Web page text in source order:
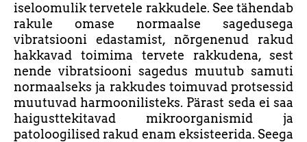
iseloomulik tervetele rakkudele. See tähendab
rakule omase normaalse sagedusega
vibratsiooni edastamist, nõrgenenud rakud
hakkavad toimima tervete rakkudena, sest
nende vibratsiooni sagedus muutub samuti
normaalseks ja rakkudes toimuvad protsessid
muutuvad harmoonilisteks. Pärast seda ei saa
haigusttekitavad mikroorganismid ja
patoloogilised rakud enam eksisteerida. Seega